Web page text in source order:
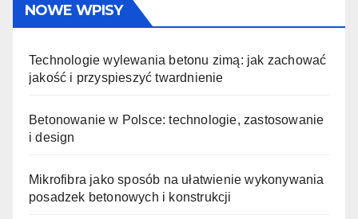
NOWE WPISY
Technologie wylewania betonu zimą: jak zachować
jakość i przyspieszyć twardnienie
Betonowanie w Polsce: technologie, zastosowanie
i design
Mikrofibra jako sposób na ułatwienie wykonywania
posadzek betonowych i konstrukcji